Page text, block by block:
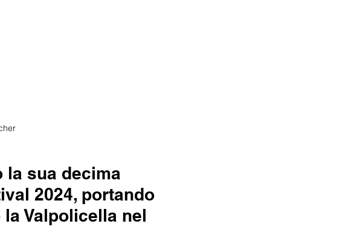
sua decima
2024, portando
la Valpolicella nel